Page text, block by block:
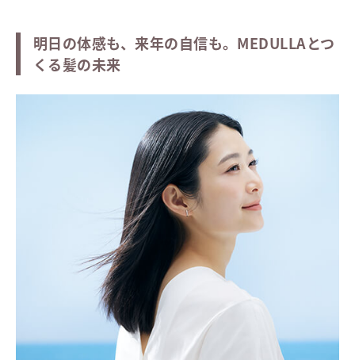
明日の体感も、来年の自信も。MEDULLAとつ
くる髪の未来